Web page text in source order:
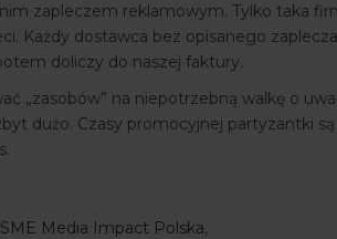
zapleczem reklamowym. Tylko taka
Każdy dostawca bez opisanego
doliczy do naszej faktury.
„zasobów” na niepotrzebną walkę o
dużo. Czasy promocyjnej partyzantki
Media Impact Polska,